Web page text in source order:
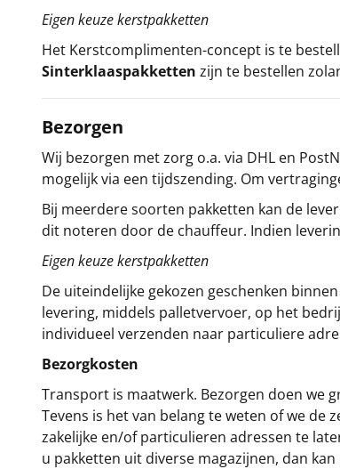
Eigen keuze kerstpakketten
Het Kerstcomplimenten-concept is te
Sinterklaaspakketten zijn te bestellen
Bezorgen
Wij bezorgen met zorg o.a. via DHL en
mogelijk via een tijdszending. Om
Bij meerdere soorten pakketten kan de
dit noteren door de chauffeur. Indien
Eigen keuze kerstpakketten
De uiteindelijke gekozen geschenken
levering, middels palletvervoer, op het
individueel verzenden naar particuliere
Bezorgkosten
Transport is maatwerk. Bezorgen doen we
Tevens is het van belang te weten of we
zakelijke en/of particulieren adressen te
u pakketten uit diverse magazijnen, dan